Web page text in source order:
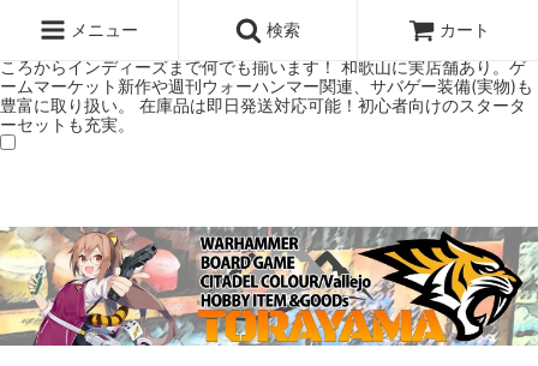
ミアムショップTORAYAMA。通販・オンラインショップです！ ウォー
ハンマーとボードゲームのことなら当店へ！ボードゲームもメジャーど
ころからインディーズまで何でも揃います！ 和歌山に実店舗あり。ゲ
ームマーケット新作や週刊ウォーハンマー関連、サバゲー装備(実物)も
豊富に取り扱い。 在庫品は即日発送対応可能！初心者向けのスタータ
ーセットも充実。
メニュー 検索 カート